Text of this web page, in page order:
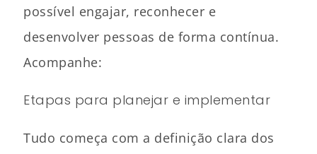
possível engajar, reconhecer e
desenvolver pessoas de forma contínua.
Acompanhe:
Etapas para planejar e implementar
Tudo começa com a definição clara dos